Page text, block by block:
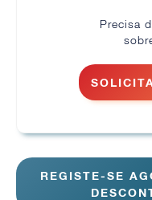
Precisa
REGISTE-SE